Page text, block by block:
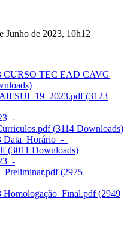
Junho de 2023, 10h12
CURSO TEC EAD CAVG
19_2023.pdf(3123
(3114 Downloads)
_
(3011 Downloads)
(2975
(2949